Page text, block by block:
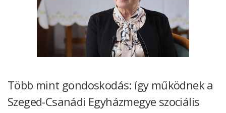
Több mint gondoskodás: így működnek a
Szeged-Csanádi Egyházmegye szociális